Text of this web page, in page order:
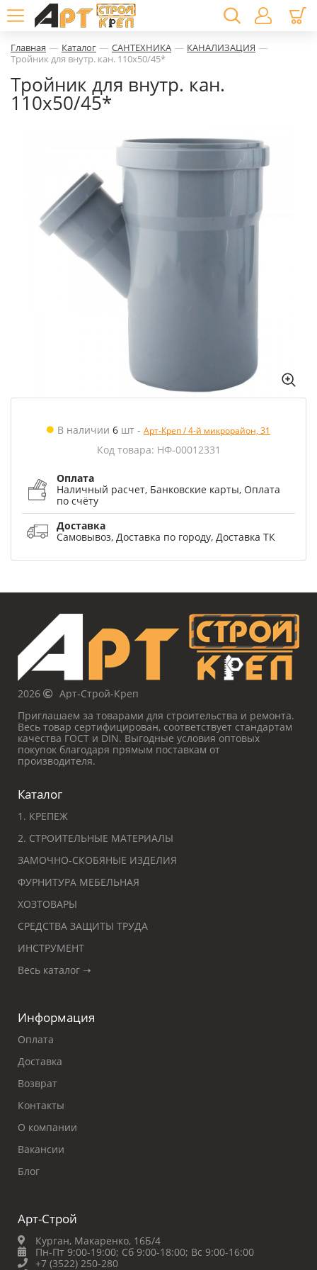
Главная — Каталог — САНТЕХНИКА — КАНАЛИЗАЦИЯ —
Тройник для внутр. кан. 110х50/45*
Тройник для внутр. кан.
110х50/45*
В наличии 6 шт - Арт-Креп / 4-й микрорайон, 31
Код товара: НФ-00012331
Оплата
Наличный расчет, Банковские карты, Оплата
по счёту
Доставка
Самовывоз, Доставка по городу, Доставка ТК
2026
Арт-Строй-Креп
Приглашаем за товарами для строительства и ремонта.
Весь товар сертифицирован, соответствует стандартам
качества ГОСТ и DIN. Выгодные условия оптовых
покупок благодаря прямым поставкам от
производителя.
Каталог
1. КРЕПЕЖ
2. СТРОИТЕЛЬНЫЕ МАТЕРИАЛЫ
ЗАМОЧНО-СКОБЯНЫЕ ИЗДЕЛИЯ
ФУРНИТУРА МЕБЕЛЬНАЯ
ХОЗТОВАРЫ
СРЕДСТВА ЗАЩИТЫ ТРУДА
ИНСТРУМЕНТ
Весь каталог ➝
Информация
Оплата
Доставка
Возврат
Контакты
О компании
Вакансии
Блог
Арт-Строй
Курган, Макаренко, 16Б/4
Пн-Пт 9:00-19:00; Сб 9:00-18:00; Вс 9:00-16:00
+7 (3522) 250-280